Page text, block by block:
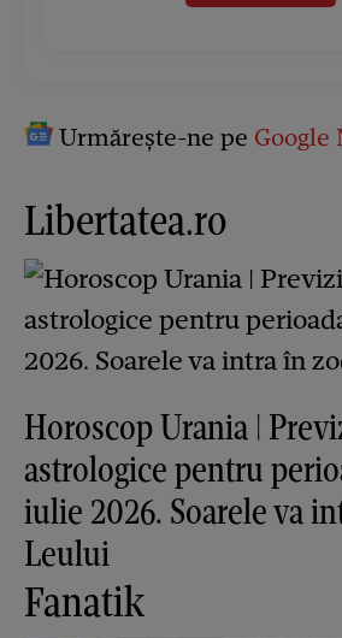
Urmărește-ne pe Google
Libertatea.ro
Horoscop Urania |
astrologice pentru
iulie 2026. Soarele va
Leului
Fanatik